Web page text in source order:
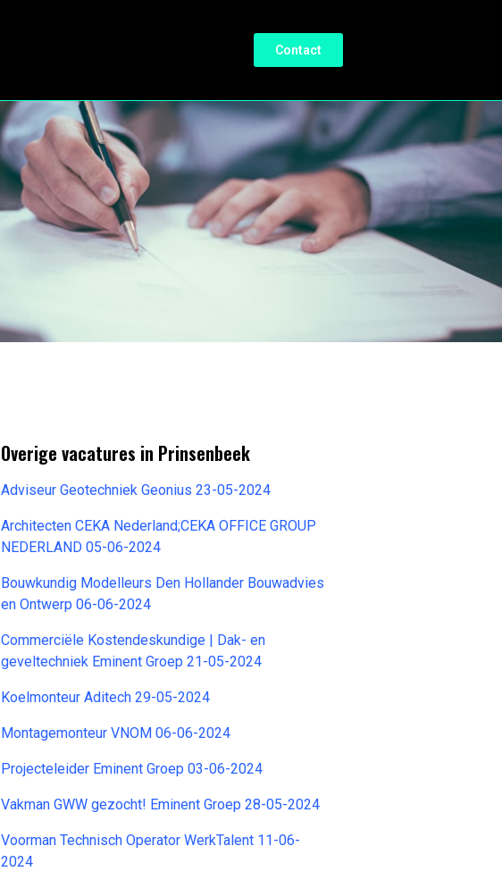
Contact
Overige vacatures in Prinsenbeek
Adviseur Geotechniek Geonius 23-05-2024
Architecten CEKA Nederland;CEKA OFFICE GROUP
NEDERLAND 05-06-2024
Bouwkundig Modelleurs Den Hollander Bouwadvies
en Ontwerp 06-06-2024
Commerciële Kostendeskundige | Dak- en
geveltechniek Eminent Groep 21-05-2024
Koelmonteur Aditech 29-05-2024
Montagemonteur VNOM 06-06-2024
Projecteleider Eminent Groep 03-06-2024
Vakman GWW gezocht! Eminent Groep 28-05-2024
Voorman Technisch Operator WerkTalent 11-06-
2024